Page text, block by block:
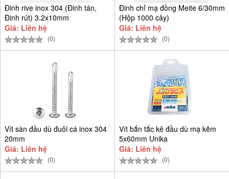
Đinh rive inox 304 (Đinh tán,
Đinh rút) 3.2x10mm
Giá: Liên hệ
(0)
Đinh chỉ mạ đồng Meite 6/30mm
(Hộp 1000 cây)
Giá: Liên hệ
(0)
Vít sàn đầu dù đuôi cá inox 304
20mm
Giá: Liên hệ
(0)
Vít bắn tắc kê đầu dù mạ kẽm
5x60mm Unika
Giá: Liên hệ
(0)